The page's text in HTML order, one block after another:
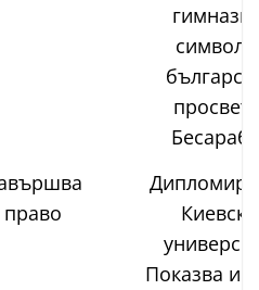
символ
право
Дипломира
Показва